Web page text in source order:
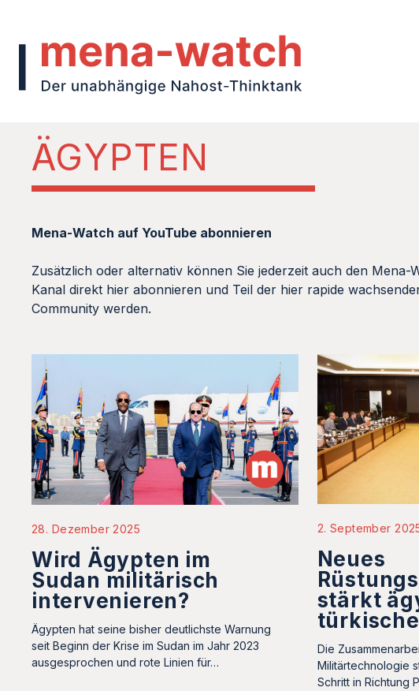
ÄGYPTEN
Mena-Watch auf YouTube abonnieren
Zusätzlich oder alternativ können Sie jederzeit auch den Mena-
Kanal direkt hier abonnieren und Teil der hier rapide
Community werden.
28. Dezember 2025
Wird Ägypten im
Sudan militärisch
intervenieren?
Ägypten hat seine bisher deutlichste Warnung
seit Beginn der Krise im Sudan im Jahr 2023
ausgesprochen und rote Linien für…
2. September
Neues
stärkt
Die
Militärtechnologie
Schritt in Richtung